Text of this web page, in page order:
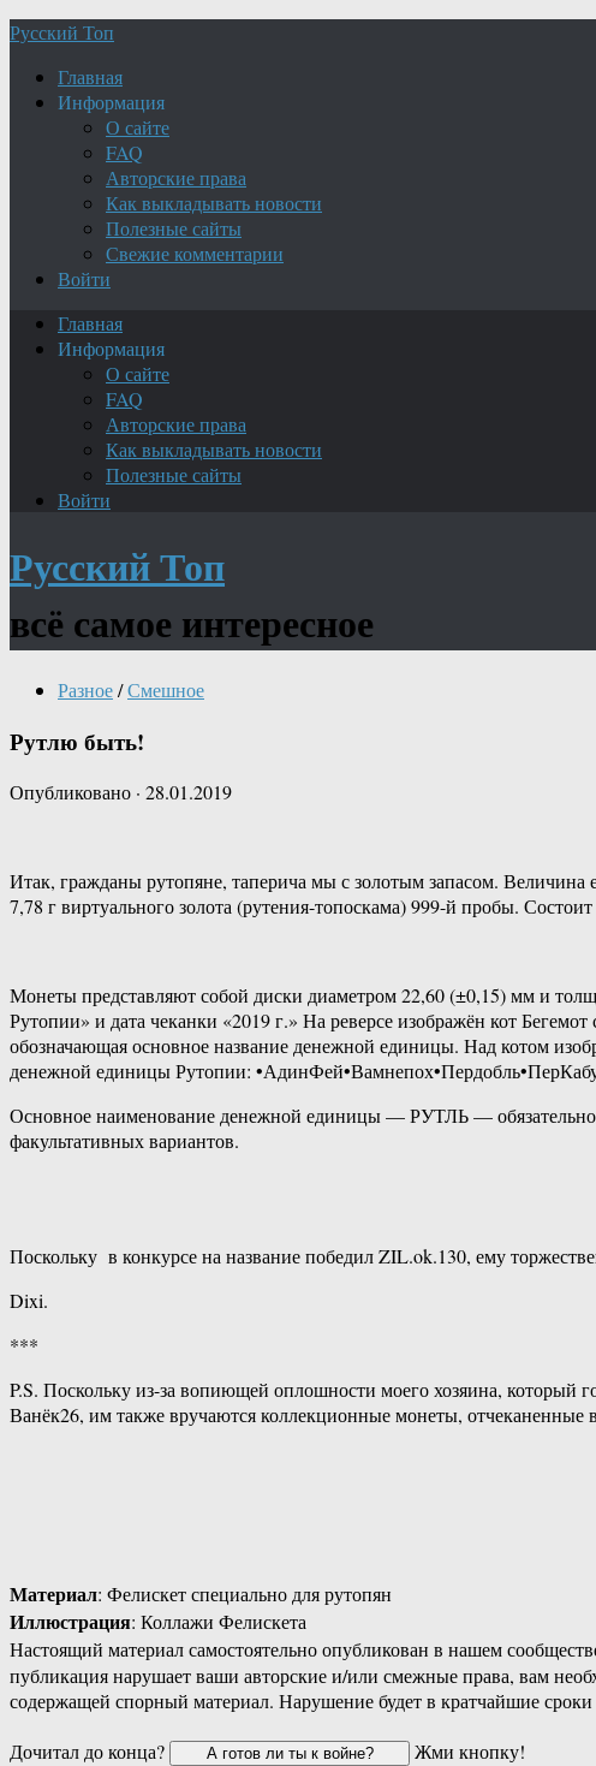
Русский Топ
Главная
Информация
О сайте
FAQ
Авторские права
Как выкладывать новости
Полезные сайты
Свежие комментарии
Войти
Главная
Информация
О сайте
FAQ
Авторские права
Как выкладывать новости
Полезные сайты
Войти
Русский Топ
всё самое интересное
Разное/Смешное
Рутлю быть!
Опубликовано · 28.01.2019
Итак, гражданы рутопяне, таперича мы с золотым запасом. Величина
7,78 г виртуального золота (рутения-топоскама) 999-й пробы.
Монеты представляют собой диски диаметром 22,60 (±0,15) мм и
Рутопии» и дата чеканки «2019 г.» На реверсе изображён кот
обозначающая основное название денежной единицы. Над котом
денежной единицы Рутопии:
Основное наименование денежной единицы — РУТЛЬ — обязательно
факультативных вариантов.
Поскольку в конкурсе на название победил ZIL.ok.130, ему
Dixi.
***
P.S. Поскольку из-за вопиющей оплошности моего хозяина, который
Ванёк26, им также вручаются коллекционные монеты,
Материал: Фелискет специально для рутопян
Иллюстрация: Коллажи Фелискета
Настоящий материал самостоятельно опубликован в нашем
публикация нарушает ваши авторские и/или смежные права, вам
содержащей спорный материал. Нарушение будет в кратчайшие
Дочитал до конца?
Жми кнопку!